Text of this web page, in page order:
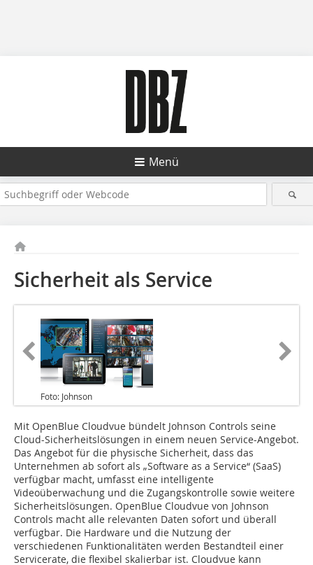
Menü
Sicherheit als Service
Foto: Johnson
Mit OpenBlue Cloudvue bündelt Johnson Controls seine
Cloud-Sicherheitslösungen in einem neuen Service-Angebot.
Das Angebot für die physische Sicherheit, dass das
Unternehmen ab sofort als „Software as a Service“ (SaaS)
verfügbar macht, umfasst eine intelligente
Videoüberwachung und die Zugangskontrolle sowie weitere
Sicherheitslösungen. OpenBlue Cloudvue von Johnson
Controls macht alle relevanten Daten sofort und überall
verfügbar. Die Hardware und die Nutzung der
verschiedenen Funktionalitäten werden Bestandteil einer
Servicerate, die flexibel skalierbar ist. Cloudvue kann